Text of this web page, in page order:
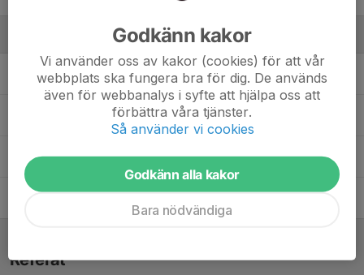
Micke SkoglundTränare
Robert KarlssonMaterialare
Victoria KarlssonLagledare
Referat
Godkänn kakor
Vi använder oss av kakor (cookies) för att vår
webbplats ska fungera bra för dig. De används
även för webbanalys i syfte att hjälpa oss att
förbättra våra tjänster.
Så använder vi cookies
Godkänn alla kakor
Bara nödvändiga